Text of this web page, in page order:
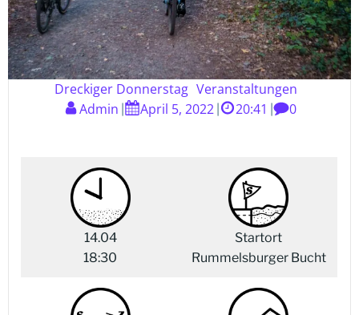
Dreckiger Donnerstag Veranstaltungen
Admin
April 5, 2022 20:41 0
14.04
18:30
Startort
Rummelsburger Bucht